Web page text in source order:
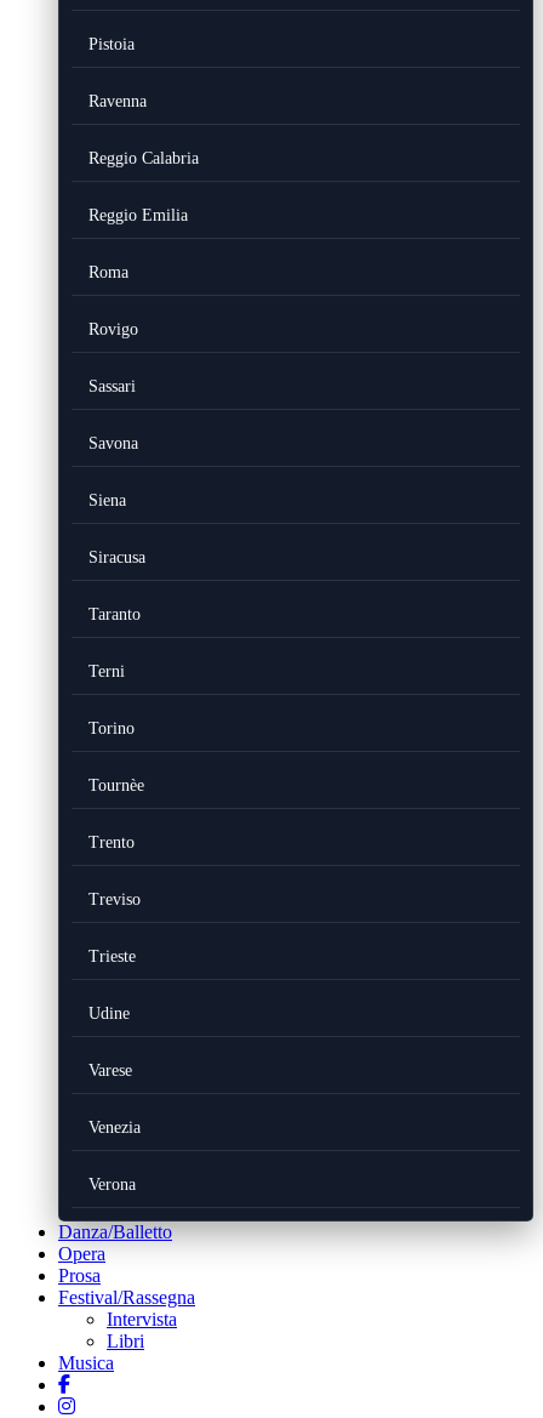
Pistoia
Ravenna
Reggio Calabria
Reggio Emilia
Roma
Rovigo
Sassari
Savona
Siena
Siracusa
Taranto
Terni
Torino
Tournèe
Trento
Treviso
Trieste
Udine
Varese
Venezia
Verona
Danza/Balletto
Opera
Prosa
Festival/Rassegna
Intervista
Libri
Musica